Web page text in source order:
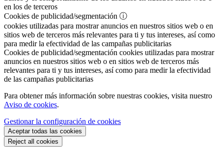
en los de terceros
Cookies de publicidad/segmentación ⓘ
cookies utilizadas para mostrar anuncios en nuestros sitios web o en
sitios web de terceros más relevantes para ti y tus intereses, así como
para medir la efectividad de las campañas publicitarias
Cookies de publicidad/segmentación cookies utilizadas para mostrar
anuncios en nuestros sitios web o en sitios web de terceros más
relevantes para ti y tus intereses, así como para medir la efectividad
de las campañas publicitarias
Para obtener más información sobre nuestras cookies, visita nuestro
Aviso de cookies.
Gestionar la configuración de cookies
Aceptar todas las cookies
Reject all cookies